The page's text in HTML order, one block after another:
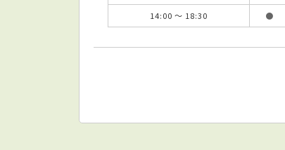
14:00 ～ 18:30
●